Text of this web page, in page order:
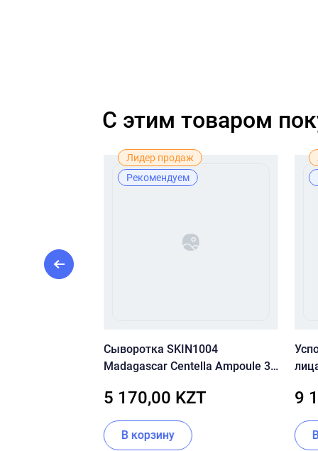
C этим товаром
Лидер продаж
Рекомендуем
Сыворотка SKIN1004
Madagascar Centella Ampoule 30
5 170,00 KZT
В корзину
9